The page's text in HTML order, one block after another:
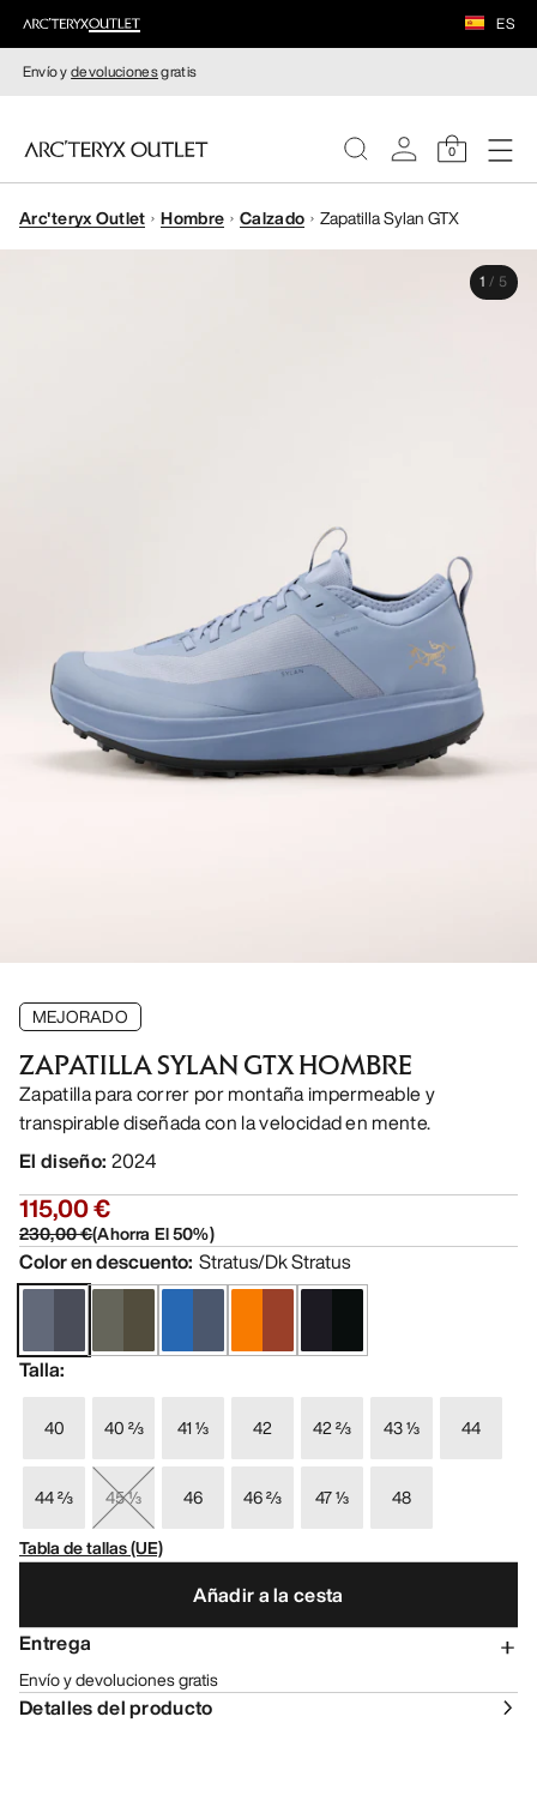
ES
Envío ydevolucionesgratis
0
MUJERE
Arc'teryx Outlet Hombre Calzado Zapatilla Sylan GTX
1 / 5
MEJORADO
ZAPATILLA SYLAN GTX HOMBRE
Zapatilla para correr por montaña impermeable y
transpirable diseñada con la velocidad en mente.
El diseño: 2024
115,00 €
230,00 €(Ahorra El50%)
Color en descuento: Stratus/Dk Stratus
Talla:
40 40 ⅔ 41 ⅓ 42 42 ⅔ 43 ⅓ 44
44 ⅔ 45 ⅓ 46 46 ⅔ 47 ⅓
48
Tabla de tallas (UE)
Añadir a la cesta
Entrega
Envío y devoluciones gratis
Detalles del producto